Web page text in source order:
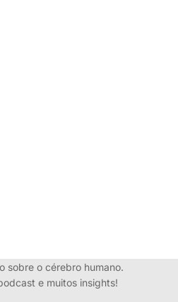
sobre o cérebro humano.
e muitos insights!